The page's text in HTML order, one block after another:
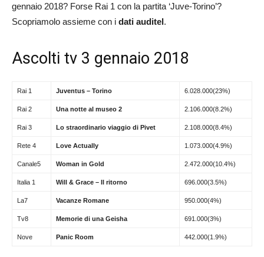
gennaio 2018? Forse Rai 1 con la partita ‘Juve-Torino’?
Scopriamolo assieme con i dati auditel.
Ascolti tv 3 gennaio 2018
Rai 1 Juventus – Torino 6.028.000(23%)
Rai 2 Una notte al museo 2 2.106.000(8.2%)
Rai 3 Lo straordinario viaggio di Pivet 2.108.000(8.4%)
Rete 4 Love Actually 1.073.000(4.9%)
Canale5 Woman in Gold 2.472.000(10.4%)
Italia 1 Will & Grace – Il ritorno 696.000(3.5%)
La7 Vacanze Romane 950.000(4%)
Tv8 Memorie di una Geisha 691.000(3%)
Nove Panic Room 442.000(1.9%)